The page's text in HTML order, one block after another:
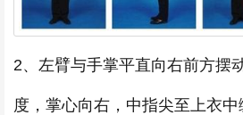
2、左臂与手掌平直向右前方摆
度，掌心向右，中指尖至上衣